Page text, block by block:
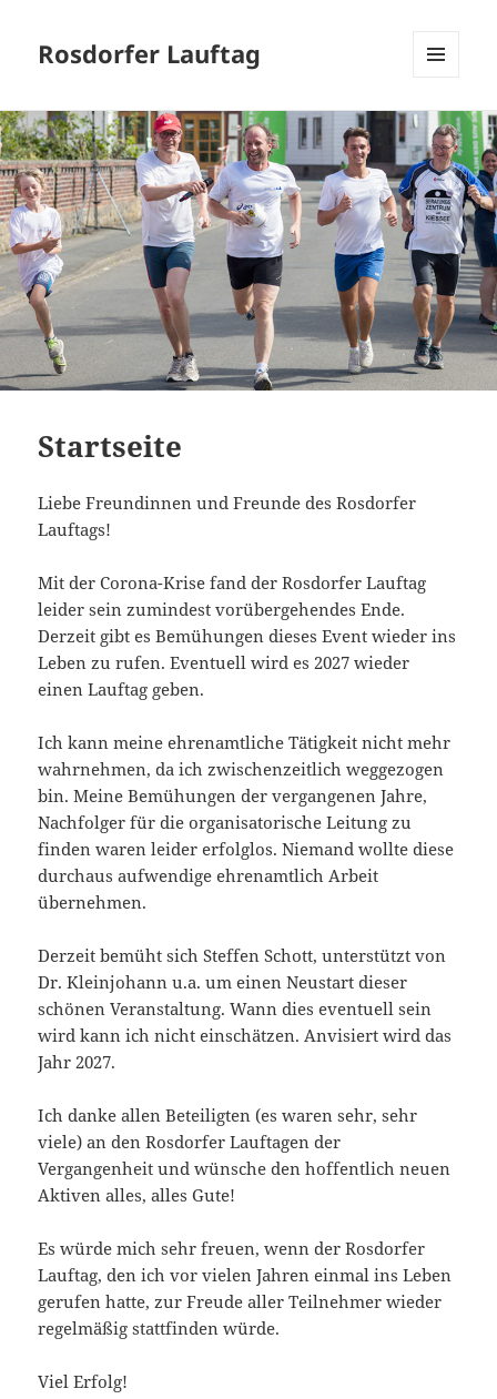
Rosdorfer Lauftag
WIDGETS
Startseite
Liebe Freundinnen und Freunde des Rosdorfer
Lauftags!
Mit der Corona-Krise fand der Rosdorfer Lauftag
leider sein zumindest vorübergehendes Ende.
Derzeit gibt es Bemühungen dieses Event wieder ins
Leben zu rufen. Eventuell wird es 2027 wieder
einen Lauftag geben.
Ich kann meine ehrenamtliche Tätigkeit nicht mehr
wahrnehmen, da ich zwischenzeitlich weggezogen
bin. Meine Bemühungen der vergangenen Jahre,
Nachfolger für die organisatorische Leitung zu
finden waren leider erfolglos. Niemand wollte diese
durchaus aufwendige ehrenamtlich Arbeit
übernehmen.
Derzeit bemüht sich Steffen Schott, unterstützt von
Dr. Kleinjohann u.a. um einen Neustart dieser
schönen Veranstaltung. Wann dies eventuell sein
wird kann ich nicht einschätzen. Anvisiert wird das
Jahr 2027.
Ich danke allen Beteiligten (es waren sehr, sehr
viele) an den Rosdorfer Lauftagen der
Vergangenheit und wünsche den hoffentlich neuen
Aktiven alles, alles Gute!
Es würde mich sehr freuen, wenn der Rosdorfer
Lauftag, den ich vor vielen Jahren einmal ins Leben
gerufen hatte, zur Freude aller Teilnehmer wieder
regelmäßig stattfinden würde.
Viel Erfolg!